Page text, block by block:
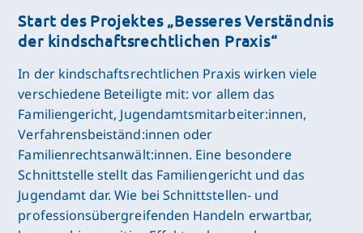
Start des Projektes „Besseres Verständnis
der kindschaftsrechtlichen Praxis“
In der kindschaftsrechtlichen Praxis wirken viele
verschiedene Beteiligte mit: vor allem das
Familiengericht, Jugendamtsmitarbeiter:innen,
Verfahrensbeiständ:innen oder
Familienrechtsanwält:innen. Eine besondere
Schnittstelle stellt das Familiengericht und das
Jugendamt dar. Wie bei Schnittstellen- und
professionsübergreifenden Handeln erwartbar,